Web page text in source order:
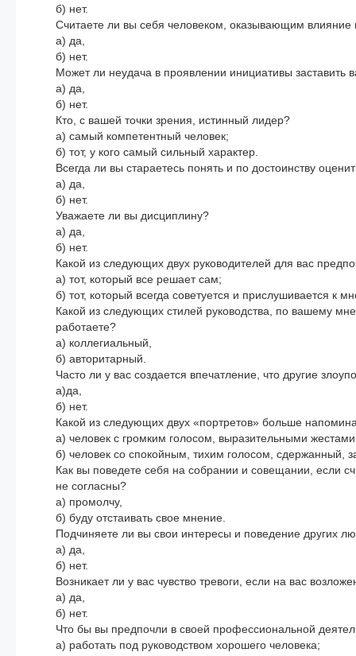
б) нет.
Считаете ли вы себя человеком, оказывающим влияние
а) да,
б) нет.
Может ли неудача в проявлении инициативы заставить
а) да,
б) нет.
Кто, с вашей точки зрения, истинный лидер?
а) самый компетентный человек;
б) тот, у кого самый сильный характер.
Всегда ли вы стараетесь понять и по достоинству
а) да,
б) нет.
Уважаете ли вы дисциплину?
а) да,
б) нет.
Какой из следующих двух руководителей для вас
а) тот, который все решает сам;
б) тот, который всегда советуется и прислушивается к
Какой из следующих стилей руководства, по вашему
работаете?
а) коллегиальный,
б) авторитарный.
Часто ли у вас создается впечатление, что другие
а)да,
б) нет.
Какой из следующих двух «портретов» больше
а) человек с громким голосом, выразительными
б) человек со спокойным, тихим голосом, сдержанный,
Как вы поведете себя на собрании и совещании, если
не согласны?
а) промолчу,
б) буду отстаивать свое мнение.
Подчиняете ли вы свои интересы и поведение других
а) да,
б) нет.
Возникает ли у вас чувство тревоги, если на вас
а) да,
б) нет.
Что бы вы предпочли в своей профессиональной
а) работать под руководством хорошего человека;